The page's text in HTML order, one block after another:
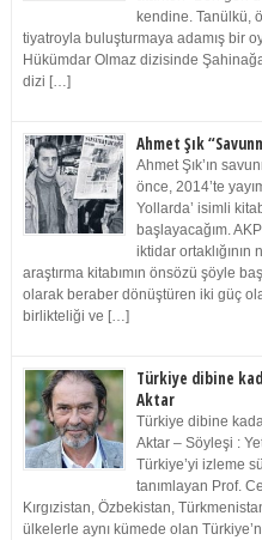
kendine. Tanülkü,
tiyatroyla buluşturmaya adamış bir
Hükümdar Olmaz dizisinde
dizi […]
Ahmet Şık
Ahmet Şık’ın
önce, 2014’te
Yollarda’ isimli
başlayacağım.
iktidar ortaklığının
araştırma kitabımın önsözü şöyle
olarak beraber dönüştüren iki güç
birlikteliği ve […]
Türkiye dibine
Aktar
Türkiye dibine
Aktar – Söyleşi :
Türkiye’yi izleme
tanımlayan Prof.
Kırgızistan, Özbekistan,
ülkelerle aynı kümede olan